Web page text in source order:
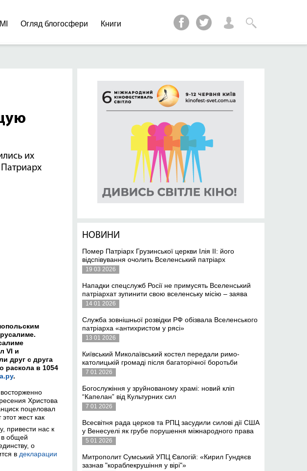
Огляд блогосфери Книги
их
VI и
друг с друга
раскола в 1054
.
привести нас к
в общей
о
в декларации
Христова
поцеловал
жест как
НОВИНИ
Помер Патріарх Грузинської церкви Ілія II: його
відспівування очолить Вселенський патріарх
19 03 2026
Нападки спецслужб Росії не примусять Вселенський
патріархат зупинити свою вселенську місію – заява
14 01 2026
Служба зовнішньої розвідки РФ обізвала Вселенського
патріарха «антихристом у рясі»
13 01 2026
Київський Миколаївський костел передали римо-
католицькій громаді після багаторічної боротьби
7 01 2026
Богослужіння у зруйнованому храмі: новий кліп
“Капелан” від Культурних сил
7 01 2026
Всесвітня рада церков та РПЦ засудили силові дії США
у Венесуелі як грубе порушення міжнародного права
5 01 2026
Митрополит Сумський УПЦ Євлогій: «Кирил Гундяєв
зазнав "кораблекрушіння у вірі"»